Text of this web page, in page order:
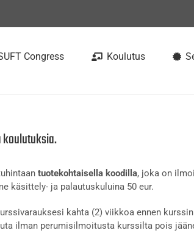
Congress Koulutus
koulutuksia.
tuotekohtaisella koodilla, joka on
käsittely- ja palautuskuluina 50 eur.
kahta (2) viikkoa ennen
ilman perumisilmoitusta kurssilta pois